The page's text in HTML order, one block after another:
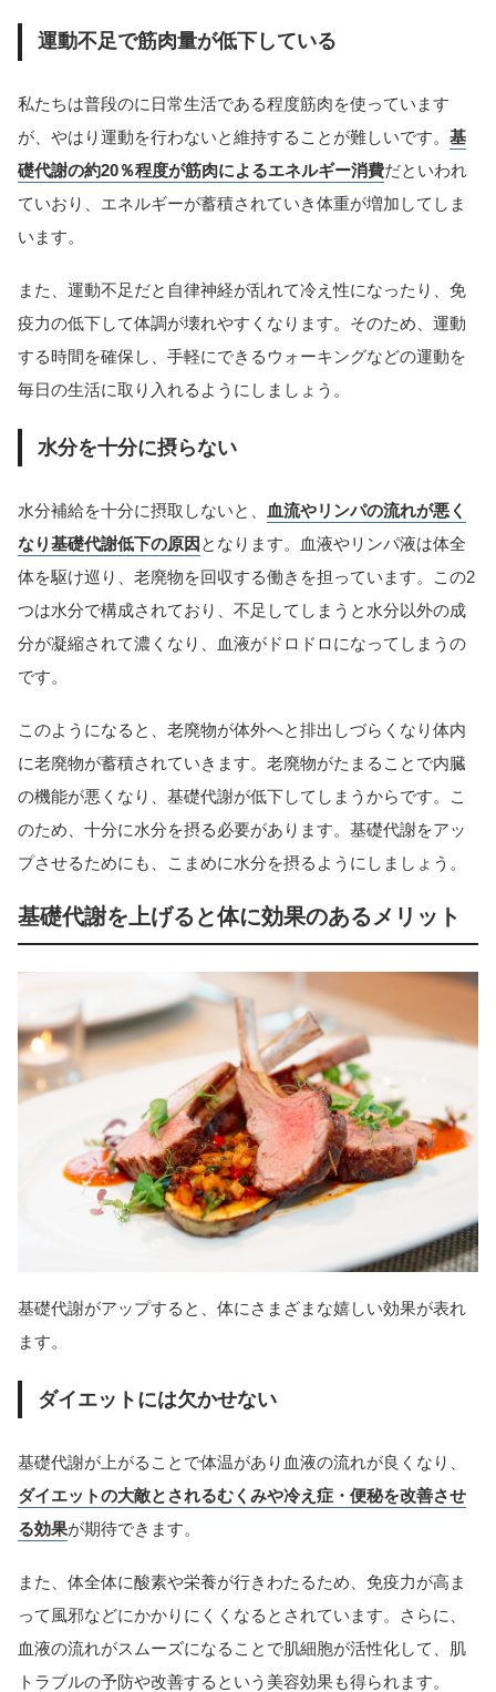
運動不足で筋肉量が低下している
私たちは普段のに日常生活である程度筋肉を使っています
が、やはり運動を行わないと維持することが難しいです。 基
礎代謝の約20％程度が筋肉によるエネルギー消費だといわれ
ていおり、エネルギーが蓄積されていき体重が増加してしま
います。
また、運動不足だと自律神経が乱れて冷え性になったり、免
疫力の低下して体調が壊れやすくなります。そのため、運動
する時間を確保し、手軽にできるウォーキングなどの運動を
毎日の生活に取り入れるようにしましょう。
水分を十分に摂らない
水分補給を十分に摂取しないと、
血流やリンパの流れが悪く
なり基礎代謝低下の原因 となります。血液やリンパ液は体全
体を駆け巡り、老廃物を回収する働きを担っています。この2
つは水分で構成されており、不足してしまうと水分以外の成
分が凝縮されて濃くなり、血液がドロドロになってしまうの
です。
このようになると、老廃物が体外へと排出しづらくなり体内
に老廃物が蓄積されていきます。老廃物がたまることで内臓
の機能が悪くなり、基礎代謝が低下してしまうからです。こ
のため、十分に水分を摂る必要があります。基礎代謝をアッ
プさせるためにも、こまめに水分を摂るようにしましょう。
基礎代謝を上げると体に効果のあるメリット
基礎代謝がアップすると、体にさまざまな嬉しい効果が表れ
ます。
ダイエットには欠かせない
基礎代謝が上がることで体温があり血液の流れが良くなり、
ダイエットの大敵とされるむくみや冷え症・便秘を改善させ
る効果が期待できます。
また、体全体に酸素や栄養が行きわたるため、免疫力が高ま
って風邪などにかかりにくくなるとされています。さらに、
血液の流れがスムーズになることで肌細胞が活性化して、肌
トラブルの予防や改善するという美容効果も得られます。